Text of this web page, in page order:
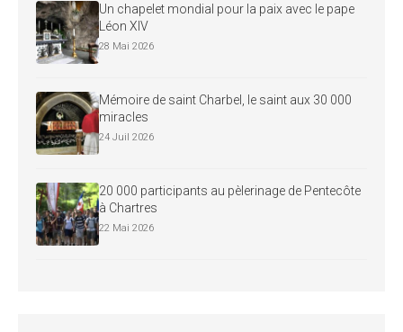
Un chapelet mondial pour la paix avec le pape
Léon XIV
28 Mai 2026
Mémoire de saint Charbel, le saint aux 30 000
miracles
24 Juil 2026
20 000 participants au pèlerinage de Pentecôte
à Chartres
22 Mai 2026